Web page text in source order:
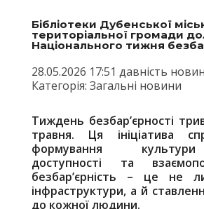
Бібліотеки Дубенської
територіальної громади
Національного тижня
28.05.2026 17:51 давність
Категорія: Загальні новини
Тиждень безбар’єрності
травня. Ця ініціатива
формування
доступності та
безбар’єрність – це не
інфраструктури, а й
до кожної людини.